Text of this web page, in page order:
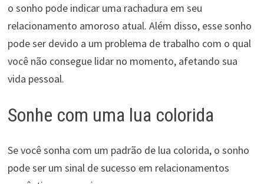
o sonho pode indicar uma rachadura em seu
relacionamento amoroso atual. Além disso, esse sonho
pode ser devido a um problema de trabalho com o qual
você não consegue lidar no momento, afetando sua
vida pessoal.
Sonhe com uma lua colorida
Se você sonha com um padrão de lua colorida, o sonho
pode ser um sinal de sucesso em relacionamentos